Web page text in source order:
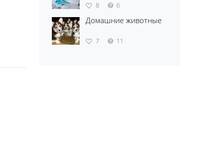
8 6
Домашние животные
7 11